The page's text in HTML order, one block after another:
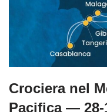
Crociera nel
Pacifica — 28-